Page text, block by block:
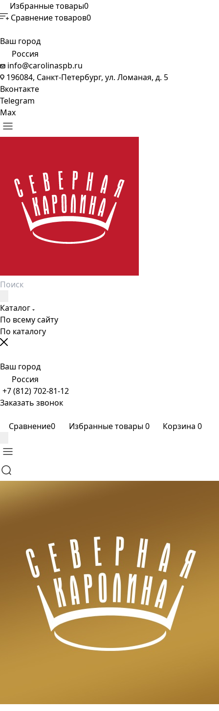
Избранные товары0
Сравнение товаров0
Ваш город
Россия
info@carolinaspb.ru
196084, Санкт-Петербург, ул. Ломаная, д. 5
Вконтакте
Telegram
Max
Каталог
По всему сайту
По каталогу
Ваш город
Россия
+7 (812) 702-81-12
Заказать звонок
Сравнение0 Избранные товары0 Корзина 0